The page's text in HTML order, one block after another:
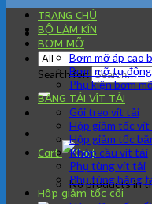
Search for:
Cart
No products in
TRANG CHỦ
BỘ LÀM KÍN
BƠM MỠ
Bơm mỡ áp cao
Bơm mỡ tự động
Phụ kiện bơm
BĂNG TẢI VÍT TẢI
Gối treo vít tải
Hộp giảm tốc
Hộp giảm tốc
Khớp cầu vít tải
Phụ tùng vít tải
Phụ tùng băng
Hộp giảm tốc cối